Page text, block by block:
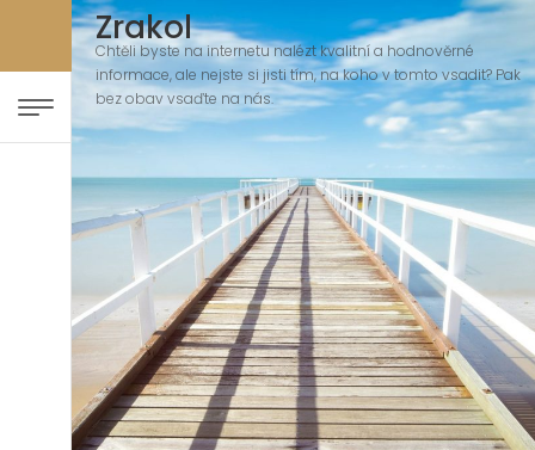
Zrakol
Chtěli byste na internetu nalézt kvalitní a hodnověrné
informace, ale nejste si jisti tím, na koho v tomto vsadit? Pak
bez obav vsaďte na nás.